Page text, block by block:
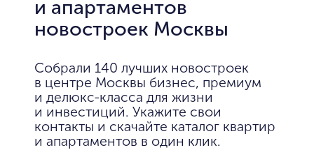
и апартаментов
новостроек Москвы
Собрали 140 лучших новостроек
в центре Москвы бизнес, премиум
и делюкс-класса для жизни
и инвестиций. Укажите свои
контакты и скачайте каталог квартир
и апартаментов в один клик.